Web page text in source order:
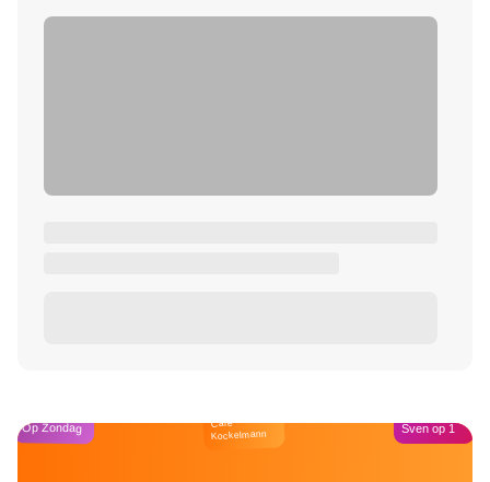
Op Zondag Café
Kockelmann Sven op 1